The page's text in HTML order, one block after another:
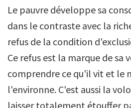
Le pauvre développe sa
dans le contraste avec la
refus de la condition
Ce refus est la marque de sa
comprendre ce qu'il vit et le
l'environne. C'est aussi la
laisser totalement étouffer